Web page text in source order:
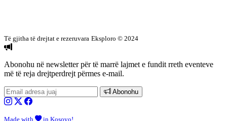
Të gjitha të drejtat e rezeruvara Eksploro © 2024
Abonohu në newsletterpër të marrë lajmet e fundit rreth eventeve
më të reja drejtperdrejt përmes e-mail.
Abonohu
Made with in Kosovo!